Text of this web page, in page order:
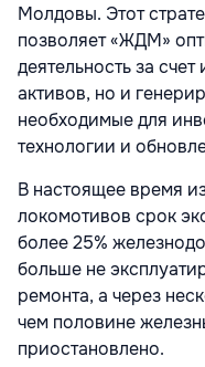
Молдовы. Этот
позволяет «ЖДМ»
деятельность за
активов, но и
необходимые для
технологии и
В настоящее время
локомотивов срок
более 25%
больше не
ремонта, а через
чем половине
приостановлено.